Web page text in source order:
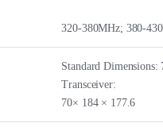
320-380MHz; 380-
Standard
Transceiver:
70× 184 × 177.6